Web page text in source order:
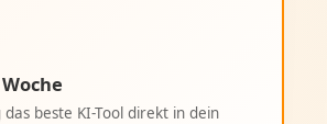
das beste KI-Tool direkt in dein